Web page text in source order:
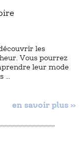
les
Vous pourrez
leur mode
…
en savoir plus »